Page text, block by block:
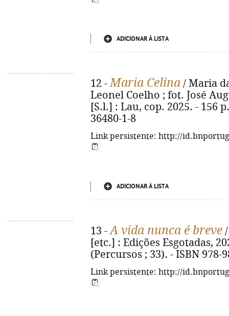
ADICIONAR À LISTA
12 -Maria Celina / Maria
Leonel Coelho ; fot. José
[S.l.] : Lau, cop. 2025. - 156
36480-1-8
Link persistente: http://
ADICIONAR À LISTA
13 -A vida nunca é breve
[etc.] : Edições Esgotadas,
(Percursos ; 33). - ISBN 978-
Link persistente: http://